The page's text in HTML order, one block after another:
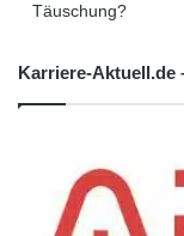
Täuschung?
Karriere-Aktuell.de